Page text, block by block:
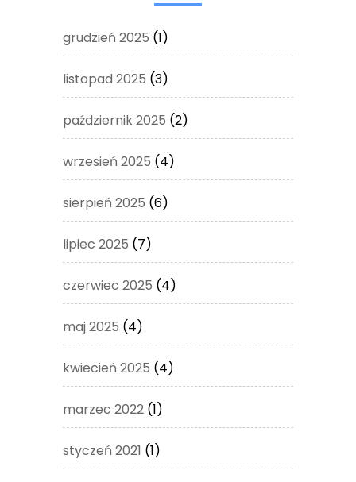
grudzień 2025 (1)
listopad 2025 (3)
październik 2025 (2)
wrzesień 2025 (4)
sierpień 2025 (6)
lipiec 2025 (7)
czerwiec 2025 (4)
maj 2025 (4)
kwiecień 2025 (4)
marzec 2022 (1)
styczeń 2021 (1)